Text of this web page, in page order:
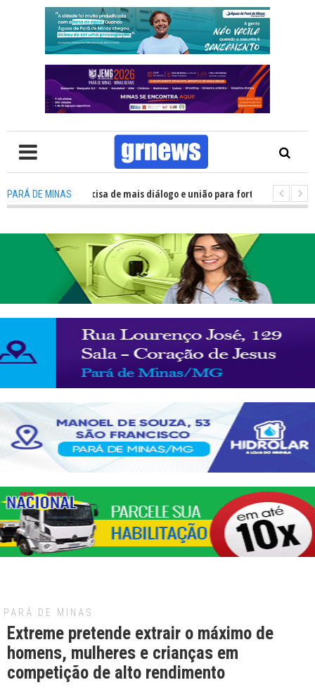
PARÁ DE MINAS
TV: Política precisa de mais diálogo e união para fortalecer Minas e
PARÁ DE MINAS
Extreme pretende extrair o máximo de
homens, mulheres e crianças em
competição de alto rendimento